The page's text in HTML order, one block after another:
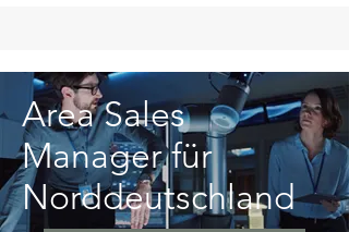
Area Sales
Manager für
Norddeutschland